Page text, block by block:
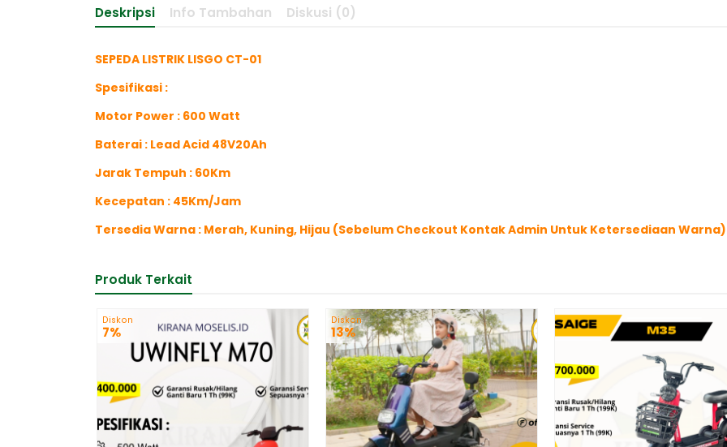
Deskripsi Info Tambahan Diskusi (0)
SEPEDA LISTRIK LISGO CT-01
Spesifikasi :
Motor Power : 600 Watt
Baterai : Lead Acid 48V20Ah
Jarak Tempuh : 60Km
Kecepatan : 45Km/Jam
Tersedia Warna : Merah, Kuning, Hijau (Sebelum Checkout Kontak Admin Untuk Ketersediaan Warna)
Produk Terkait
Diskon
7%
Diskon
13%